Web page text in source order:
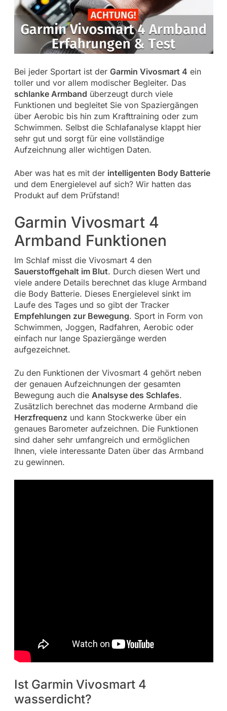
Bei jeder Sportart ist der Garmin Vivosmart 4 ein
toller und vor allem modischer Begleiter. Das
schlanke Armband überzeugt durch viele
Funktionen und begleitet Sie von Spaziergängen
über Aerobic bis hin zum Krafttraining oder zum
Schwimmen. Selbst die Schlafanalyse klappt hier
sehr gut und sorgt für eine vollständige
Aufzeichnung aller wichtigen Daten.
Aber was hat es mit der intelligenten Body Batterie
und dem Energielevel auf sich? Wir hatten das
Produkt auf dem Prüfstand!
Garmin Vivosmart 4
Armband Funktionen
Im Schlaf misst die Vivosmart 4 den
Sauerstoffgehalt im Blut. Durch diesen Wert und
viele andere Details berechnet das kluge Armband
die Body Batterie. Dieses Energielevel sinkt im
Laufe des Tages und so gibt der Tracker
Empfehlungen zur Bewegung. Sport in Form von
Schwimmen, Joggen, Radfahren, Aerobic oder
einfach nur lange Spaziergänge werden
aufgezeichnet.
Zu den Funktionen der Vivosmart 4 gehört neben
der genauen Aufzeichnungen der gesamten
Bewegung auch die Analsyse des Schlafes.
Zusätzlich berechnet das moderne Armband die
Herzfrequenz und kann Stockwerke über ein
genaues Barometer aufzeichnen. Die Funktionen
sind daher sehr umfangreich und ermöglichen
Ihnen, viele interessante Daten über das Armband
zu gewinnen.
Ist Garmin Vivosmart 4
wasserdicht?